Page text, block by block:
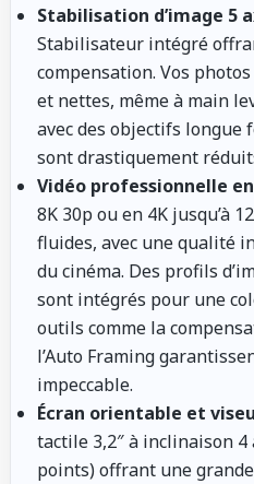
Stabilisation d’image 5
Stabilisateur intégré
compensation. Vos
et nettes, même à main
avec des objectifs longue
sont drastiquement
Vidéo professionnelle
8K 30p ou en 4K jusqu’à
fluides, avec une qualité
du cinéma. Des profils
sont intégrés pour une
outils comme la
l’Auto Framing
impeccable.
Écran orientable et
tactile 3,2″ à inclinaison
points) offrant une